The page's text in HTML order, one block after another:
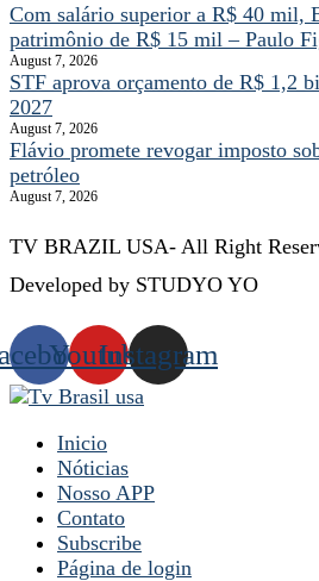
Com salário superior a R$ 40 mil,
patrimônio de R$ 15 mil – Paulo
August 7, 2026
STF aprova orçamento de R$ 1,2
2027
August 7, 2026
Flávio promete revogar imposto
petróleo
August 7, 2026
TV BRAZIL USA- All Right
Developed by STUDYO YO
YoutubeInstagram
Inicio
Nóticias
Nosso APP
Contato
Subscribe
Página de login